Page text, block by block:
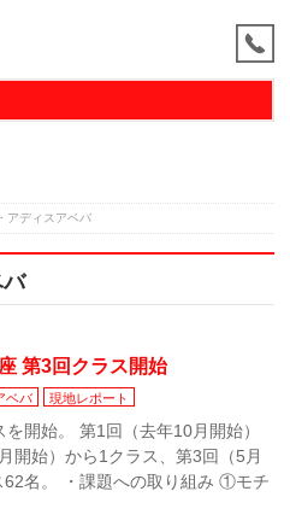
アディスアベバ
第3回クラス開始
ベバ 現地レポート
開始。 第1回（去年10月開始）
開始）から1クラス、第3回（5月
62名。 ・課題への取り組み ①モチ